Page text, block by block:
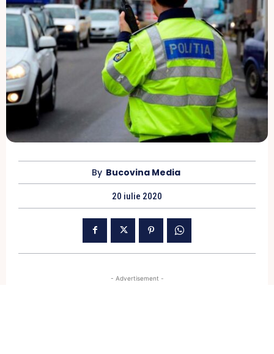
By Bucovina Media
20 iulie 2020
- Advertisement -